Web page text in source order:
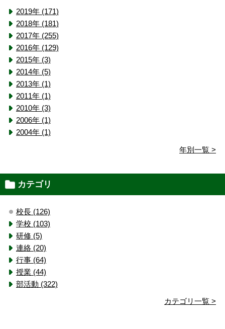
2019年 (171)
2018年 (181)
2017年 (255)
2016年 (129)
2015年 (3)
2014年 (5)
2013年 (1)
2011年 (1)
2010年 (3)
2006年 (1)
2004年 (1)
年別一覧 >
カテゴリ
校長 (126)
学校 (103)
研修 (5)
連絡 (20)
行事 (64)
授業 (44)
部活動 (322)
カテゴリ一覧 >